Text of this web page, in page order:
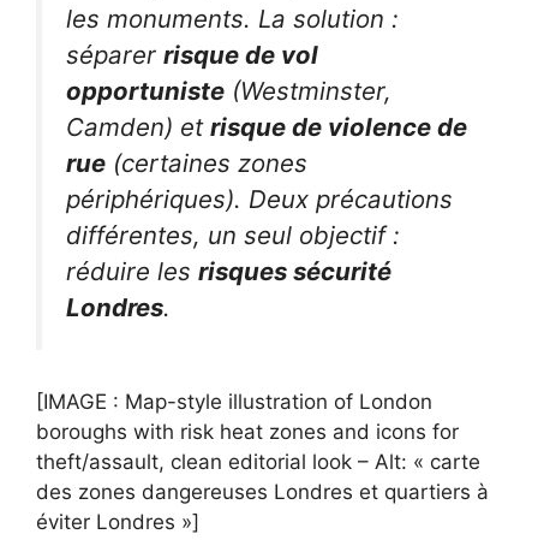
les monuments. La solution :
séparer risque de vol
opportuniste (Westminster,
Camden) et risque de violence de
rue (certaines zones
périphériques). Deux précautions
différentes, un seul objectif :
réduire les risques sécurité
Londres.
[IMAGE : Map-style illustration of London
boroughs with risk heat zones and icons for
theft/assault, clean editorial look – Alt: « carte
des zones dangereuses Londres et quartiers à
éviter Londres »]